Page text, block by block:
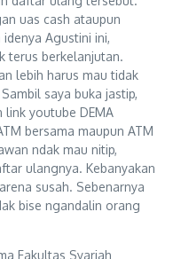
uas cash ataupun
Agustini ini,
terus berkelanjutan.
lebih harus mau tidak
saya buka jastip,
link youtube DEMA
bersama maupun ATM
ndak mau nitip,
ulangnya. Kebanyakan
susah. Sebenarnya
bise ngandalin orang
Fakultas Syariah